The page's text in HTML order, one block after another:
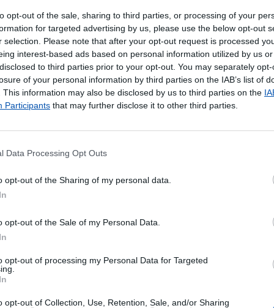
opt-out of the sale, sharing to third parties, or processing of your
for targeted advertising by us, please use the below opt-out
selection. Please note that after your opt-out request is processed
interest-based ads based on personal information utilized by us
to third parties prior to your opt-out. You may separately
of your personal information by third parties on the IAB’s list of
This information may also be disclosed by us to third parties on the
Participants that may further disclose it to other third parties.
Data Processing Opt Outs
opt-out of the Sharing of my personal data.
opt-out of the Sale of my Personal Data.
opt-out of processing my Personal Data for Targeted
opt-out of Collection, Use, Retention, Sale, and/or Sharing
- EMS Economy e EMS Internacional
- Com a solução SIGA, pode solicitar o encaminhamento
outra Loja CTT ou morada que mais lhe convier.
de Aforro - Subscrição e amortização online (dias úteis até
do Tesouro - Amortização online (dias úteis até às 18h00)
do Tesouro Poupança Mais - Subscrição e amortização
Clássico
Pequenos Montantes
- Internacionais
- Nacionais